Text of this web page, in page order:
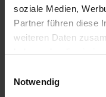
soziale Medien,
Partner führen diese
weiteren Daten
haben oder die sie
Cookies, wenn Sie
Notwendig
Artikel Nr.: 3353733Y
einstellbar. Zug- /